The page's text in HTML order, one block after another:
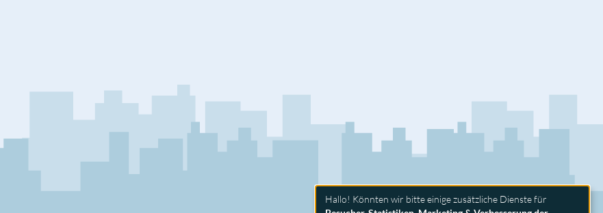
Hallo! Könnten wir bitte einige zusätzliche Dienste für